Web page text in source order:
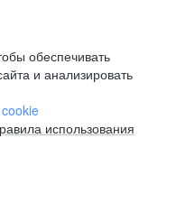
обеспечивать
и анализировать
использования